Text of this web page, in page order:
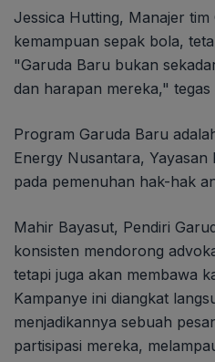
Jessica Hutting, Manajer
kemampuan sepak bola,
"Garuda Baru bukan
dan harapan mereka,"
Program Garuda Baru
Energy Nusantara,
pada pemenuhan hak-hak
Mahir Bayasut, Pendiri
konsisten mendorong
tetapi juga akan membawa
Kampanye ini diangkat
menjadikannya sebuah
partisipasi mereka,